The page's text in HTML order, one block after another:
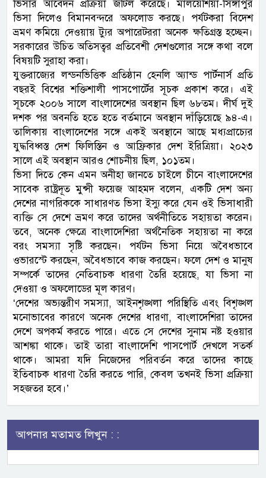
ভিসার আবেদন প্রক্রিয়া জটিল করেছে। মালয়েশিয়া-সিঙ্গাপুর
ভিসা দিলেও বিমানবন্দরে অফলোড করছে। পর্যটকরা বিদেশ
ভ্রমণ কমিয়ে দেওয়ায় ট্যুর অপারেটররা অনেক ক্ষতিগ্রস্ত হচ্ছেন।
সরকারের উচিত অতিসত্বর প্রতিবেশী দেশগুলোর সঙ্গে কথা বলে
বিষয়টি সুরাহা করা।
যুক্তরাজ্যের লন্ডনভিত্তিক প্রতিষ্ঠান হেনলি অ্যান্ড পার্টনার্স প্রতি
বছরই বিশ্বের শক্তিশালী পাসপোর্টের সূচক প্রকাশ করে। এই
সূচকে ২০০৬ সালে বাংলাদেশের অবস্থান ছিল ৬৮তম। দীর্ঘ দুই
দশক পর অবনতি হতে হতে বর্তমানে অবস্থান দাঁড়িয়েছে ৯৪-এ।
তালিকায় বাংলাদেশের সঙ্গে একই অবস্থানে আছে মধ্যপ্রাচ্যের
যুদ্ধবিধ্বস্ত দেশ ফিলিস্তিন ও আফ্রিকার দেশ ইরিত্রিয়া। ২০২৩
সালে এই অবস্থান আরও শোচনীয় ছিল, ১০১তম।
ভিসা দিতে কেন এমন অনীহা জানতে চাইলে চীনে বাংলাদেশের
সাবেক রাষ্ট্রদূত মুন্সী ফয়েজ আহমদ বলেন, একটি দেশ অন্য
দেশের নাগরিককে সাধারণত ভিসা ইস্যু করে যেন ওই ভিসাধারী
ব্যক্তি সে দেশে ভ্রমণ করে তাদের অর্থনীতিতে সহায়তা করেন।
তবে, অনেক ক্ষেত্রে বাংলাদেশিরা অর্থনৈতিক সহায়তা না করে
বরং সমস্যা সৃষ্টি করছেন। পর্যটন ভিসা নিয়ে অবৈধভাবে
ওভারস্টে করছেন, অবৈধভাবে কাজ করছেন। ফলে দেশ ও মানুষ
সম্পর্কে তাদের নেতিবাচক ধারণা তৈরি হয়েছে, যা ভিসা না
দেওয়া ও অফলোডের মূল কারণ।
‘দেশের অভ্যন্তরীণ সমস্যা, আইনশৃঙ্খলা পরিস্থিতি এবং বিশৃঙ্খল
মনোভাবের কারণে অনেক দেশের ধারণা, বাংলাদেশিরা তাদের
দেশে অপকর্ম করতে পারে। এতে সে দেশের সুনাম নষ্ট হওয়ার
আশঙ্কা থাকে। তাই তারা বাংলাদেশি পাসপোর্ট দেখলে সতর্ক
থাকে। আমরা যদি নিজেদের পরিবর্তন করে তাদের কাছে
ইতিবাচক ধারণা তৈরি করতে পারি, কেবল তখনই ভিসা প্রক্রিয়া
সহজতর হবে।’
আপনার মতামত লিখুন : :